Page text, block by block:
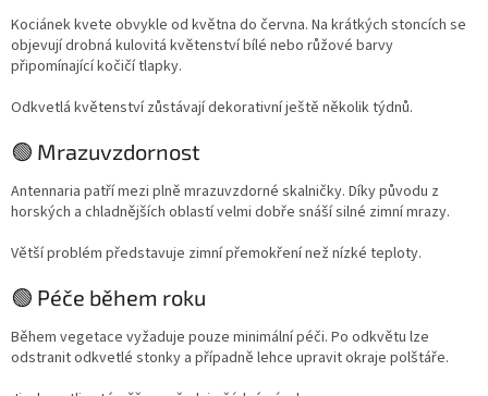
Kociánek kvete obvykle od května do června. Na krátkých stoncích se
objevují drobná kulovitá květenství bílé nebo růžové barvy
připomínající kočičí tlapky.
Odkvetlá květenství zůstávají dekorativní ještě několik týdnů.
🟢 Mrazuvzdornost
Antennaria patří mezi plně mrazuvzdorné skalničky. Díky původu z
horských a chladnějších oblastí velmi dobře snáší silné zimní mrazy.
Větší problém představuje zimní přemokření než nízké teploty.
🟢 Péče během roku
Během vegetace vyžaduje pouze minimální péči. Po odkvětu lze
odstranit odkvetlé stonky a případně lehce upravit okraje polštáře.